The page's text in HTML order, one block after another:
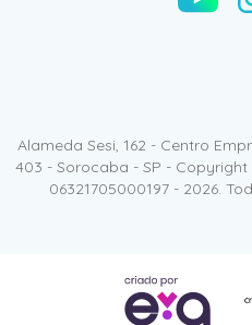
Alameda Sesi, 162 - Centro
403 - Sorocaba - SP -
06321705000197 - 2026.